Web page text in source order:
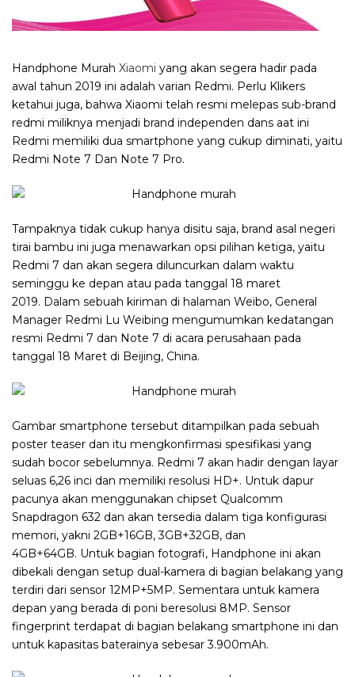
Handphone Murah Xiaomi yang akan segera hadir pada
awal tahun 2019 ini adalah varian Redmi. Perlu Klikers
ketahui juga, bahwa Xiaomi telah resmi melepas sub-brand
redmi miliknya menjadi brand independen dans aat ini
Redmi memiliki dua smartphone yang cukup diminati, yaitu
Redmi Note 7 Dan Note 7 Pro.
Tampaknya tidak cukup hanya disitu saja, brand asal negeri
tirai bambu ini juga menawarkan opsi pilihan ketiga, yaitu
Redmi 7 dan akan segera diluncurkan dalam waktu
seminggu ke depan atau pada tanggal 18 maret
2019. Dalam sebuah kiriman di halaman Weibo, General
Manager Redmi Lu Weibing mengumumkan kedatangan
resmi Redmi 7 dan Note 7 di acara perusahaan pada
tanggal 18 Maret di Beijing, China.
Gambar smartphone tersebut ditampilkan pada sebuah
poster teaser dan itu mengkonfirmasi spesifikasi yang
sudah bocor sebelumnya. Redmi 7 akan hadir dengan layar
seluas 6,26 inci dan memiliki resolusi HD+. Untuk dapur
pacunya akan menggunakan chipset Qualcomm
Snapdragon 632 dan akan tersedia dalam tiga konfigurasi
memori, yakni 2GB+16GB, 3GB+32GB, dan
4GB+64GB. Untuk bagian fotografi, Handphone ini akan
dibekali dengan setup dual-kamera di bagian belakang yang
terdiri dari sensor 12MP+5MP. Sementara untuk kamera
depan yang berada di poni beresolusi 8MP. Sensor
fingerprint terdapat di bagian belakang smartphone ini dan
untuk kapasitas baterainya sebesar 3.900mAh.